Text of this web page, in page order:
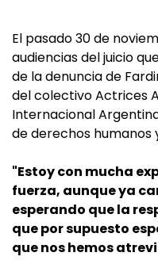
El pasado 30 de
audiencias del juicio
de la denuncia de
del colectivo Actrices
Internacional
de derechos humanos
"Estoy con mucha
fuerza, aunque ya
esperando que la
que por supuesto
que nos hemos